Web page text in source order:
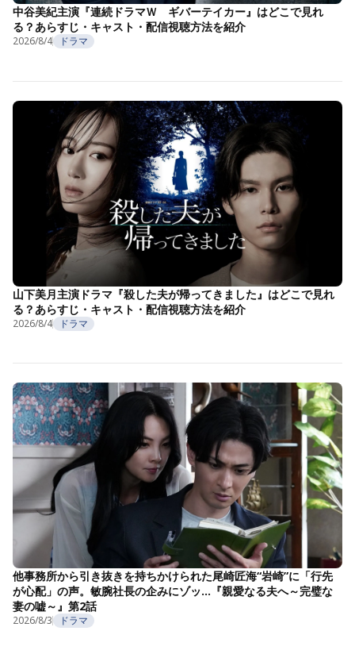
中谷美紀主演『連続ドラマＷ ギバーテイカー』はどこで見れ
る？あらすじ・キャスト・配信視聴方法を紹介
2026/8/4 ドラマ
山下美月主演ドラマ『殺した夫が帰ってきました』はどこで見れ
る？あらすじ・キャスト・配信視聴方法を紹介
2026/8/4 ドラマ
他事務所から引き抜きを持ちかけられた尾崎匠海“岩崎”に「行先
が心配」の声。敏腕社長の企みにゾッ…『親愛なる夫へ～完璧な
妻の嘘～』第2話
2026/8/3 ドラマ